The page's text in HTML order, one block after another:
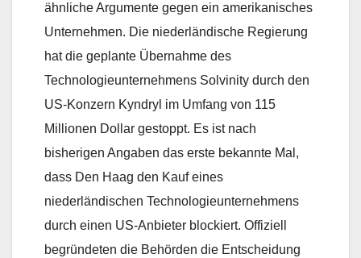
ähnliche Argumente gegen ein amerikanisches
Unternehmen. Die niederländische Regierung
hat die geplante Übernahme des
Technologieunternehmens Solvinity durch den
US-Konzern Kyndryl im Umfang von 115
Millionen Dollar gestoppt. Es ist nach
bisherigen Angaben das erste bekannte Mal,
dass Den Haag den Kauf eines
niederländischen Technologieunternehmens
durch einen US-Anbieter blockiert. Offiziell
begründeten die Behörden die Entscheidung